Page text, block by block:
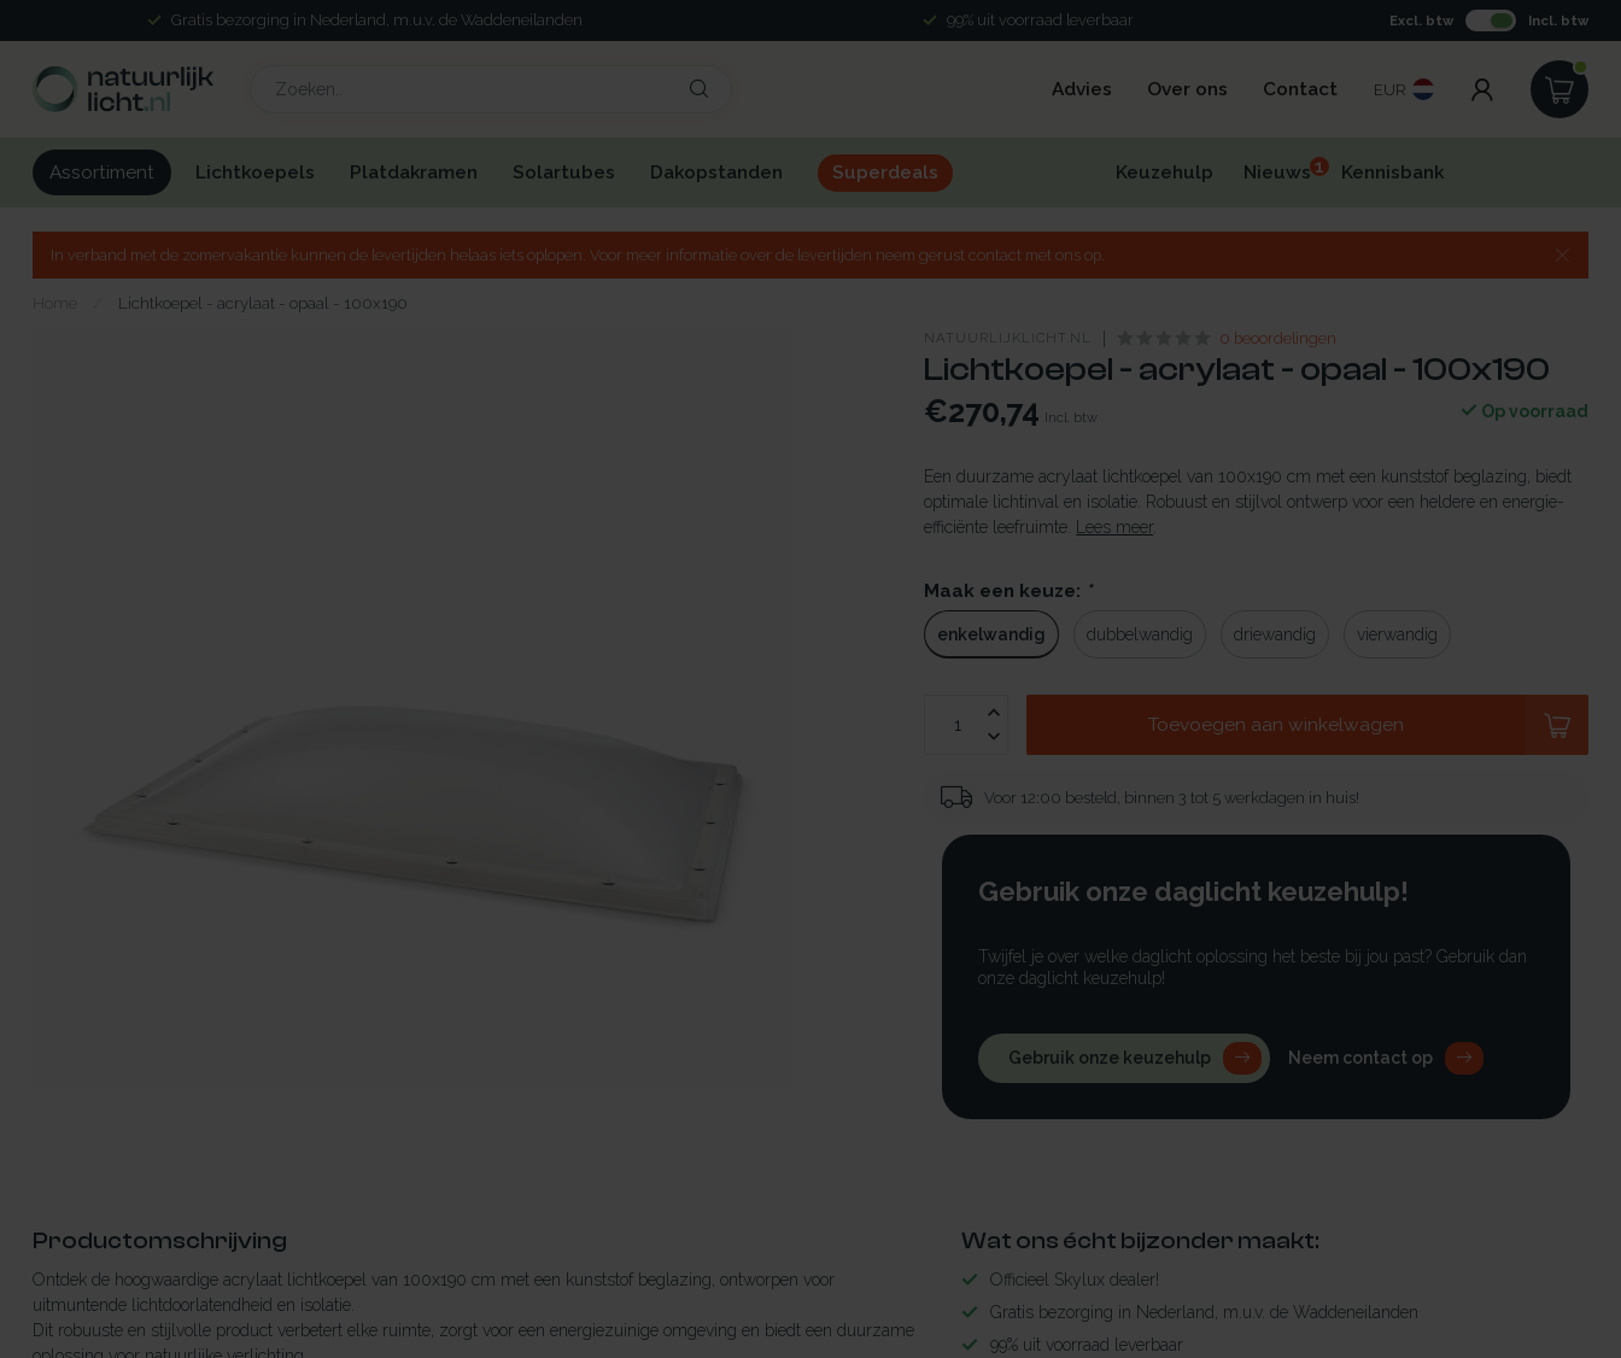
Gratis bezorging in Nederland, m.u.v. de Waddeneilanden 99% uit voorraad leverbaar Excl. btw Incl. btw
Advies Over ons Contact EUR
Assortiment Lichtkoepels Platdakramen Solartubes Dakopstanden Superdeals Keuzehulp Nieuws1 Kennisbank
In verband met de zomervakantie kunnen de levertijden helaas iets oplopen. Voor meer informatie over de levertijden neem gerust contact met ons op.
Home Lichtkoepel - acrylaat - opaal - 100x190
NATUURLIJKLICHT.NL 0 beoordelingen
Lichtkoepel - acrylaat - opaal - 100x190
€270,74 Incl. btw Op voorraad
Een duurzame acrylaat lichtkoepel van 100x190 cm met een kunststof beglazing, biedt
optimale lichtinval en isolatie. Robuust en stijlvol ontwerp voor een heldere en energie-
efficiënte leefruimte.
Lees meer.
Maak een keuze: *
enkelwandig dubbelwandig driewandig vierwandig
Toevoegen aan winkelwagen
Voor 12:00 besteld, binnen 3 tot 5 werkdagen in huis!
Gebruik onze daglicht keuzehulp!
Twijfel je over welke daglicht oplossing het beste bij jou past? Gebruik dan
onze daglicht keuzehulp!
Gebruik onze keuzehulp Neem contact op
Productomschrijving
Ontdek de hoogwaardige acrylaat lichtkoepel van 100x190 cm met een kunststof beglazing, ontworpen voor
uitmuntende lichtdoorlatendheid en isolatie.
Dit robuuste en stijlvolle product verbetert elke ruimte, zorgt voor een energiezuinige omgeving en biedt een duurzame
Wat ons écht bijzonder maakt:
Officieel Skylux dealer!
Gratis bezorging in Nederland, m.u.v. de Waddeneilanden
99% uit voorraad leverbaar